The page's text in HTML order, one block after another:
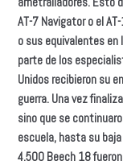
AT-7 Navigator o el
o sus equivalentes en
parte de los
Unidos recibieron su
guerra. Una vez
sino que se
escuela, hasta su
4.500 Beech 18